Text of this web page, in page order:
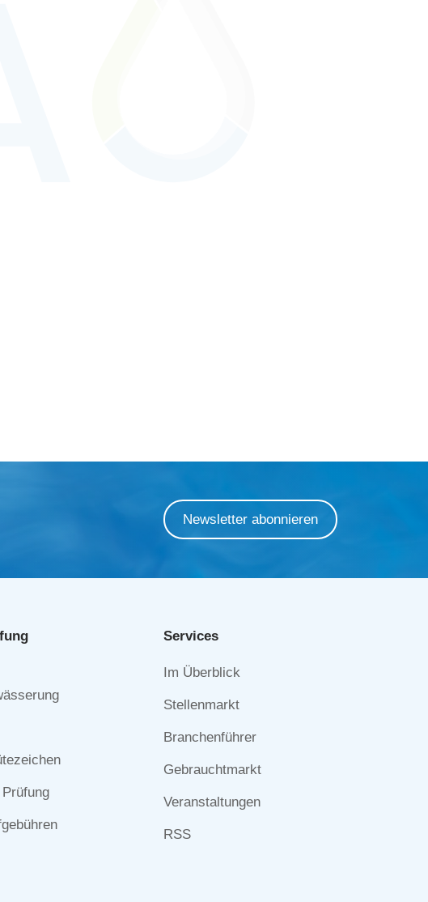
Newsletter abonnieren
Services
Navigation
Im Überblick
Stellenmarkt
Branchenführer
Gebrauchtmarkt
Veranstaltungen
RSS